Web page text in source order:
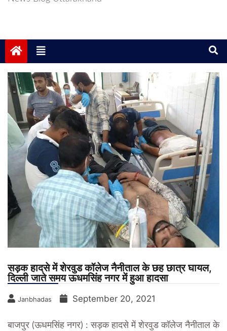
सड़क हादसे में शेरवुड कॉलेज नैनीताल के छह छात्र घायल,
दिल्ली जाते समय ऊधमसिंह नगर में हुआ हादसा
Janbhadas September 20, 2021
बाजपुर (ऊधमसिंह नगर) :सड़क हादसे में शेरवुड कॉलेज नैनीताल के